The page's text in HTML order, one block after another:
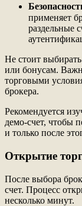
применяет
раздельные
Не стоит
или бонусам.
торговыми
брокера.
Рекомендуется
демо-счет, чтобы
и только после
Открытие
После выбора
счет. Процесс
несколько минут.